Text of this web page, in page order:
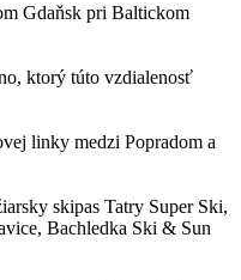
Gdaňsk pri Baltickom
ktorý túto vzdialenosť
linky medzi Popradom a
skipas Tatry Super Ski,
Bachledka Ski & Sun